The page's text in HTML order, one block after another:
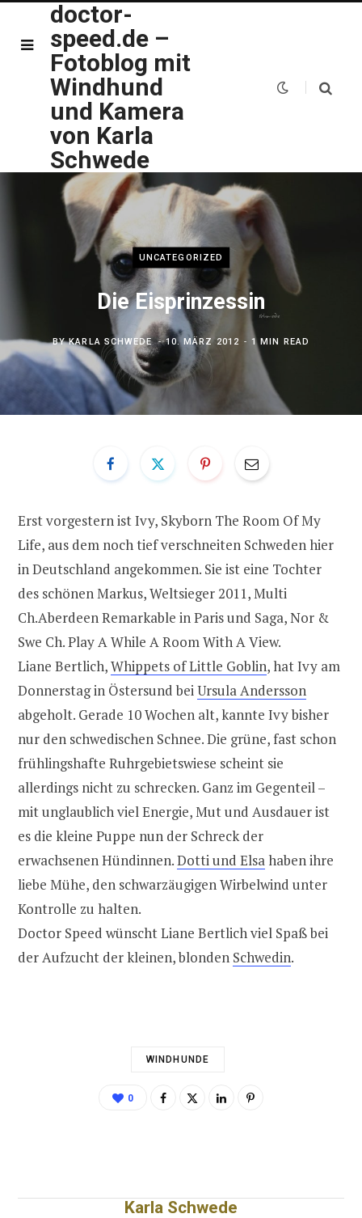
doctor-
speed.de –
Fotoblog mit
Windhund
und Kamera
von Karla
Schwede
UNCATEGORIZED
Die Eisprinzessin
BYKARLA SCHWEDE 10. MÄRZ 2012 1 MIN READ
Erst vorgestern ist Ivy, Skyborn The Room Of My
Life, aus dem noch tief verschneiten Schweden hier
in Deutschland angekommen. Sie ist eine Tochter
des schönen Markus, Weltsieger 2011, Multi
Ch.Aberdeen Remarkable in Paris und Saga, Nor &
Swe Ch. Play A While A Room With A View.
Liane Bertlich,Whippets of Little Goblin, hat Ivy am
Donnerstag in Östersund beiUrsula Andersson
abgeholt. Gerade 10 Wochen alt, kannte Ivy bisher
nur den schwedischen Schnee. Die grüne, fast schon
frühlingshafte Ruhrgebietswiese scheint sie
allerdings nicht zu schrecken. Ganz im Gegenteil –
mit unglaublich viel Energie, Mut und Ausdauer ist
es die kleine Puppe nun der Schreck der
erwachsenen Hündinnen.Dotti und Elsahaben ihre
liebe Mühe, den schwarzäugigen Wirbelwind unter
Kontrolle zu halten.
Doctor Speed wünscht Liane Bertlich viel Spaß bei
der Aufzucht der kleinen, blonden Schwedin.
WINDHUNDE
0
Karla Schwede